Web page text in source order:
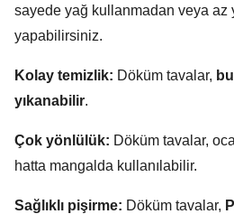
sayede yağ kullanmadan veya az
yapabilirsiniz.
Kolay temizlik: Döküm tavalar,
yıkanabilir.
Çok yönlülük: Döküm tavalar,
hatta mangalda kullanılabilir.
Sağlıklı pişirme: Döküm tavalar,